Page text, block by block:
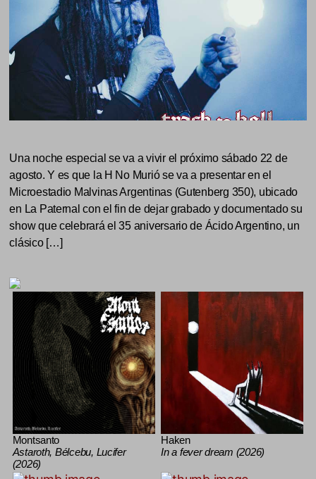
Una noche especial se va a vivir el próximo sábado 22 de
agosto. Y es que la H No Murió se va a presentar en el
Microestadio Malvinas Argentinas (Gutenberg 350), ubicado
en La Paternal con el fin de dejar grabado y documentado su
show que celebrará el 35 aniversario de Ácido Argentino, un
clásico […]
Montsanto
Astaroth, Bélcebu, Lucifer
(2026)
Haken
In a fever dream (2026)